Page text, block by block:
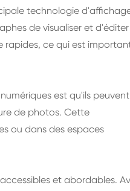
technologie
de visualiser et d'éditer
rapides, ce qui est
est qu'ils peuvent
de photos. Cette
ou dans des espaces
et abordables.